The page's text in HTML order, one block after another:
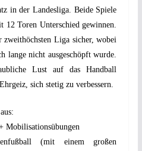
in der Landesliga. Beide Spiele
Toren Unterschied gewinnen.
Liga sicher, wobei
lange nicht ausgeschöpft wurde.
Lust auf das Handball
sich stetig zu verbessern.
Mobilisationsübungen
(mit einem großen